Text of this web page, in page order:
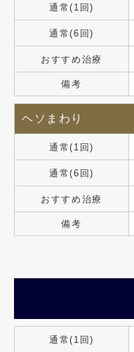
通常(1回)
通常(6回)
おすすめ治療
備考
ヘソまわり
通常(1回)
通常(6回)
おすすめ治療
備考
通常(1回)